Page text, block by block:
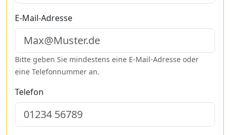
E-Mail-Adresse
Bitte geben Sie mindestens eine E-Mail-Adresse oder
eine Telefonnummer an.
Telefon